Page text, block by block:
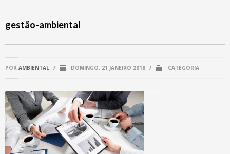
gestão-ambiental
POR AMBIENTAL / DOMINGO, 21 JANEIRO 2018 / CATEGORIA